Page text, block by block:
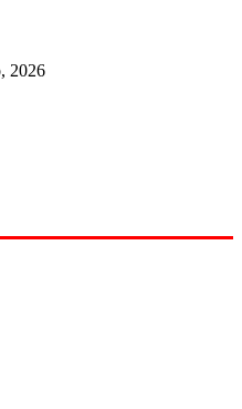
2026